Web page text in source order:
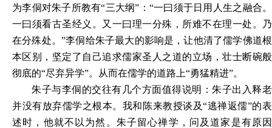
为李侗对朱子所教有“三大纲” ：“一曰须于日用人生之融合。
一曰须看古圣经义。又一曰理一分殊，所难不在理一处。乃
在分殊处。 ”李侗给朱子最大的影响是，让他清了儒学佛道根
本区别，坚定了自己追求儒家圣人之道的立场，壮士断碗般
彻底的“尽弃异学”。从而在儒学的道路上“勇猛精进”。
朱子与李侗的交往有几个方面值得说明：朱子出入释老
并没有放弃儒学之根本。我和陈来教授谈及“逃禅返儒”的表
述时，他就不以为然。朱子留心禅学 ， 问及道家是有原因